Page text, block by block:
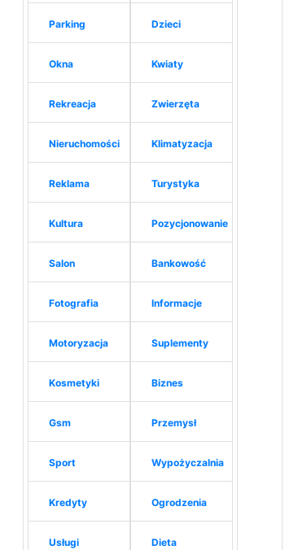
Parking
Okna
Rekreacja
Nieruchomości
Reklama
Kultura
Salon
Fotografia
Motoryzacja
Kosmetyki
Gsm
Sport
Kredyty
Usługi
Dzieci
Kwiaty
Zwierzęta
Klimatyzacja
Turystyka
Pozycjonowanie
Bankowość
Informacje
Suplementy
Biznes
Przemysł
Wypożyczalnia
Ogrodzenia
Dieta